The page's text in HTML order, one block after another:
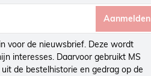
Aanmelden
voor de nieuwsbrief. Deze wordt
interesses. Daarvoor gebruikt MS
de bestelhistorie en gedrag op de